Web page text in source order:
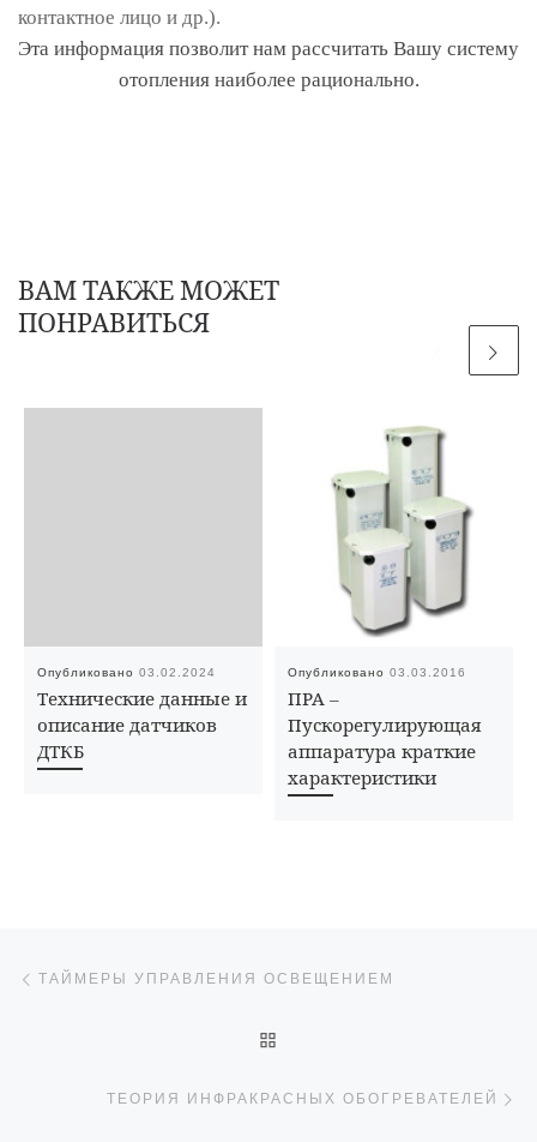
контактное лицо и др.).
Эта информация позволит нам рассчитать Вашу систему
отопления наиболее рационально.
ВАМ ТАКЖЕ МОЖЕТ
ПОНРАВИТЬСЯ
Опубликовано 03.02.2024
Технические данные и
описание датчиков
ДТКБ
Опубликовано 03.03.2016
ПРА –
Пускорегулирующая
аппаратура краткие
характеристики
Навигация по записям
ТАЙМЕРЫ УПРАВЛЕНИЯ ОСВЕЩЕНИЕМ
ТЕОРИЯ ИНФРАКРАСНЫХ ОБОГРЕВАТЕЛЕЙ